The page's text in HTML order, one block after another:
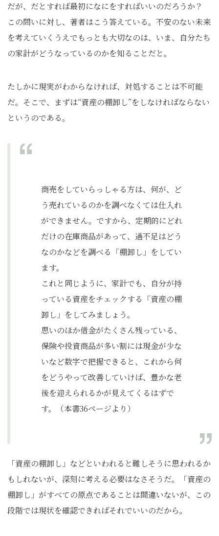
だが、だとすれば最初になにをすればいいのだろうか？
この問いに対し、著者はこう答えている。不安のない未来
を考えていくうえでもっとも大切なのは、いま、自分たち
の家計がどうなっているのかを知ることだと。
たしかに現実がわからなければ、対処することは不可能
だ。そこで、まずは“資産の棚卸し”をしなければならない
というのである。
商売をしていらっしゃる方は、何が、ど
う売れているのかを調べなくては仕入れ
ができません。ですから、定期的にどれ
だけの在庫商品があって、過不足はどう
なのかなどを調べる「棚卸し」をしてい
ます。
これと同じように、家計でも、自分が持
っている資産をチェックする「資産の棚
卸し」をしてみましょう。
思いのほか借金がたくさん残っている、
保険や投資商品が多い割には現金が少な
いなど数字で把握できると、これから何
をどうやって改善していけば、豊かな老
後を迎えられるかが見えてくるはずで
す。（本書36ページより）
「資産の棚卸し」などといわれると難しそうに思われるか
もしれないが、深刻に考える必要はなさそうだ。「資産の
棚卸し」がすべての原点であることは間違いないが、この
段階では現状を確認できればそれでいいのだから。